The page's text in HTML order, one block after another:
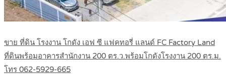
ขาย ที่ดิน โรงงาน โกดัง เอฟ ซี แฟคทอรี่ แลนด์ FC Factory Land
ที่ดินพร้อมอาคารสำนักงาน 200 ตร.ว.พร้อมโกดังโรงงาน 200 ตร.ม.
โทร 062-5929-665